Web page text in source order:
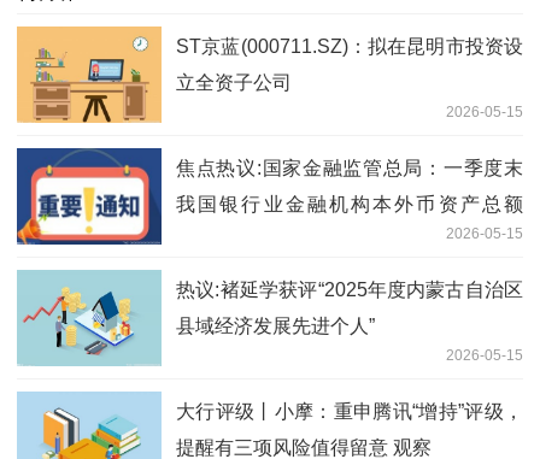
ST京蓝(000711.SZ)：拟在昆明市投资设
立全资子公司
2026-05-15
焦点热议:国家金融监管总局：一季度末
我国银行业金融机构本外币资产总额
2026-05-15
热议:褚延学获评“2025年度内蒙古自治区
县域经济发展先进个人”
2026-05-15
大行评级丨小摩：重申腾讯“增持”评级，
提醒有三项风险值得留意 观察